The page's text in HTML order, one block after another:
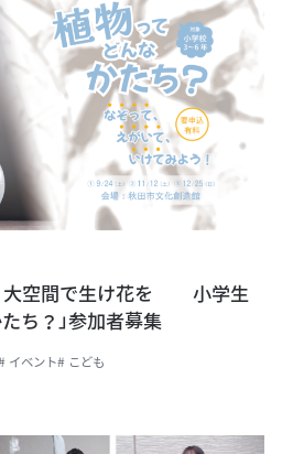
､大空間で生け花を 小学生
ち？｣参加者募集
イベント# こども